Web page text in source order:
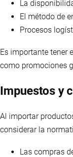
La
El método de
Procesos
Es importante tener
como promociones
Impuestos y
Al importar
considerar la
Las compras